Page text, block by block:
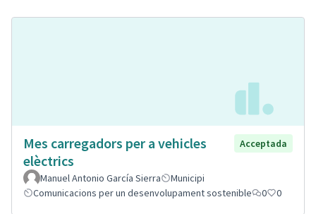
Mes carregadors per a vehicles
elèctrics
Acceptada
Manuel Antonio García Sierra
Municipi
Comunicacions per un desenvolupament sostenible
0 0